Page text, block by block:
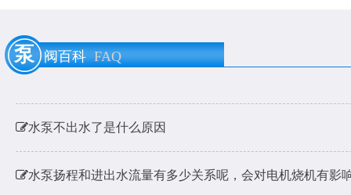
泵 阀百科 FAQ
耐酸碱泵耐硫酸腐蚀材料的选用